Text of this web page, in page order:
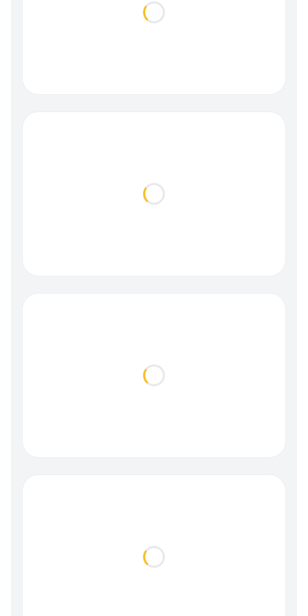
Loading...
Loading...
Loading...
Loading...